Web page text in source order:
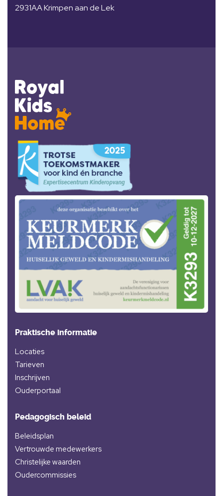
2931AA Krimpen aan de Lek
Praktische informatie
Locaties
Tarieven
Inschrijven
Ouderportaal
Pedagogisch beleid
Beleidsplan
Vertrouwde medewerkers
Christelijke waarden
Oudercommissies